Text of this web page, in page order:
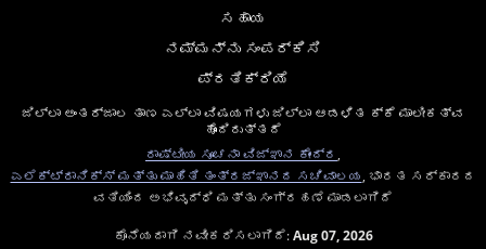
ಸಹಾಯ
ನಮ್ಮನ್ನು ಸಂಪರ್ಕಿಸಿ
ಪ್ರತಿಕ್ರಿಯೆ
ಜಿಲ್ಲಾ ಅಂತರ್ಜಾಲ ತಾಣ ಎಲ್ಲಾ ವಿಷಯಗಳು ಜಿಲ್ಲಾ ಆಡಳಿತ ಕ್ಕೆ ಮಾಲೀಕತ್ವ
ಹೊಂದಿರುತ್ತದೆ
ರಾಷ್ಟೀಯ ಸೂಚನಾ ವಿಜ್ಞಾನ ಕೇಂದ್ರ ,
ಎಲೆಕ್ಟ್ರಾನಿಕ್ಸ್ ಮತ್ತು ಮಾಹಿತಿ ತಂತ್ರಜ್ಞಾನದ ಸಚಿವಾಲಯ, ಭಾರತ ಸರ್ಕಾರದ
ವತಿಯಿಂದ ಅಭಿವೃದ್ಧಿ ಮತ್ತು ಸಂಗ್ರಹಣೆ ಮಾಡಲಾಗಿದೆ
ಕೊನೆಯದಾಗಿ ನವೀಕರಿಸಲಾಗಿದೆ:Aug 07, 2026